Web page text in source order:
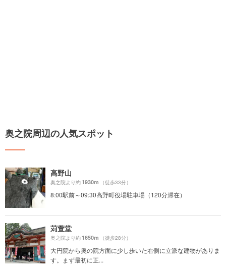
奥之院周辺の人気スポット
高野山
奥之院より約1930m （徒歩33分）
8:00駅前～09:30高野町役場駐車場（120分滞在）
苅萱堂
奥之院より約1650m （徒歩28分）
大円院から奥の院方面に少し歩いた右側に立派な建物がありま
す。まず最初に正...